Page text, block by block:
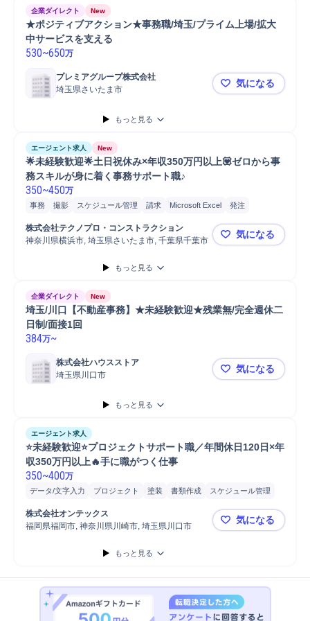
企業ダイレクト New
★ポジティブアクション★事務職/埼玉/プライム上場/拡大
中サービスを支える
530~650万
プレミアグループ株式会社
埼玉県さいたま市
★ポジティ
気になる
もっと見る
エージェント求人 New
🌟未経験歓迎🌟土日祝休み×年収350万円以上💟ゼロから事
務スキルが身に着く事務サポート職♪
350~450万
事務 撮影 スケジュール管理 請求 Microsoft Excel
発注
プロジェクト
書類作成
株式会社テクノプロ・コンストラクション
神奈川県横浜市, 埼玉県さいたま市, 千葉県千葉市
🌟未経験歓
気になる
もっと見る
企業ダイレクト New
埼玉/川口【不動産事務】★未経験歓迎★残業無/完全週休二
日制/面接1回
384万~
株式会社ハウスストア
埼玉県川口市
埼玉/川口
気になる
もっと見る
エージェント求人
⭐未経験歓迎⭐プロジェクトサポート職／年間休日120日×年
収350万円以上🔥手に職がつく仕事
350~400万
データ/文字入力 プロジェクト 塗装 書類作成
スケジュール管理
スケジュール調整
工期調整
株式会社オンテックス
福岡県福岡市, 神奈川県川崎市, 埼玉県川口市
⭐未経験歓
気になる
もっと見る